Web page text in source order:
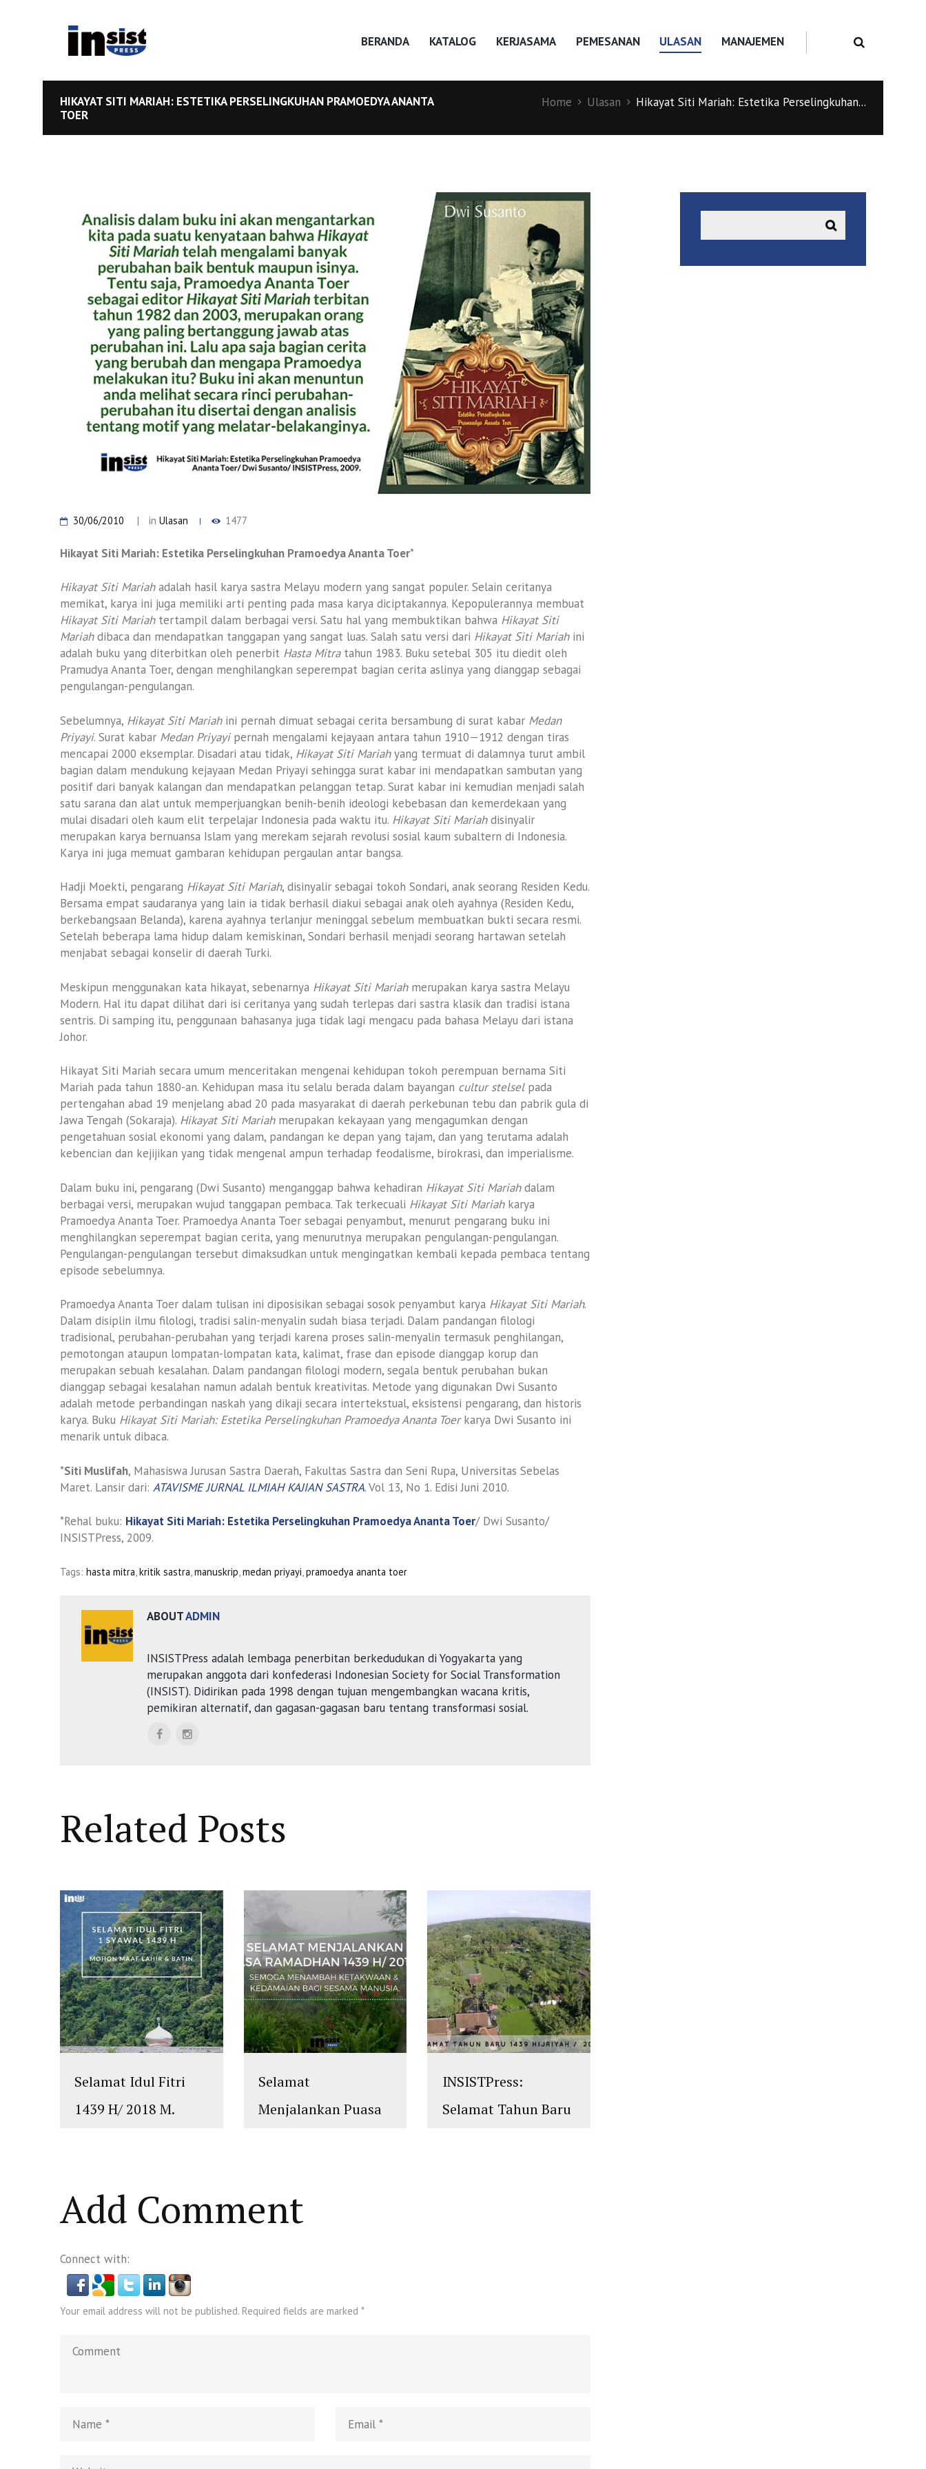
BERANDA KATALOG KERJASAMA PEMESANAN ULASAN MANAJEMEN
HIKAYAT SITI MARIAH: ESTETIKA PERSELINGKUHAN PRAMOEDYA ANANTA
TOER
Home Ulasan Hikayat Siti Mariah: Estetika Perselingkuhan...
30/06/2010 inUlasan 1477
Hikayat Siti Mariah: Estetika Perselingkuhan Pramoedya Ananta Toer*
Hikayat Siti Mariahadalah hasil karya sastra Melayu modern yang sangat populer. Selain ceritanya
memikat, karya ini juga memiliki arti penting pada masa karya diciptakannya. Kepopulerannya membuat
Hikayat Siti Mariahtertampil dalam berbagai versi. Satu hal yang membuktikan bahwa Hikayat Siti
Mariahdibaca dan mendapatkan tanggapan yang sangat luas. Salah satu versi dari Hikayat Siti Mariahini
adalah buku yang diterbitkan oleh penerbit Hasta Mitratahun 1983. Buku setebal 305 itu diedit oleh
Pramudya Ananta Toer, dengan menghilangkan seperempat bagian cerita aslinya yang dianggap sebagai
pengulangan-pengulangan.
Sebelumnya, Hikayat Siti Mariahini pernah dimuat sebagai cerita bersambung di surat kabar Medan
Priyayi. Surat kabar Medan Priyayipernah mengalami kejayaan antara tahun 1910—1912 dengan tiras
mencapai 2000 eksemplar. Disadari atau tidak, Hikayat Siti Mariahyang termuat di dalamnya turut ambil
bagian dalam mendukung kejayaan Medan Priyayi sehingga surat kabar ini mendapatkan sambutan yang
positif dari banyak kalangan dan mendapatkan pelanggan tetap. Surat kabar ini kemudian menjadi salah
satu sarana dan alat untuk memperjuangkan benih-benih ideologi kebebasan dan kemerdekaan yang
mulai disadari oleh kaum elit terpelajar Indonesia pada waktu itu. Hikayat Siti Mariahdisinyalir
merupakan karya bernuansa Islam yang merekam sejarah revolusi sosial kaum subaltern di Indonesia.
Karya ini juga memuat gambaran kehidupan pergaulan antar bangsa.
Hadji Moekti, pengarang Hikayat Siti Mariah, disinyalir sebagai tokoh Sondari, anak seorang Residen Kedu.
Bersama empat saudaranya yang lain ia tidak berhasil diakui sebagai anak oleh ayahnya (Residen Kedu,
berkebangsaan Belanda), karena ayahnya terlanjur meninggal sebelum membuatkan bukti secara resmi.
Setelah beberapa lama hidup dalam kemiskinan, Sondari berhasil menjadi seorang hartawan setelah
menjabat sebagai konselir di daerah Turki.
Meskipun menggunakan kata hikayat, sebenarnya Hikayat Siti Mariahmerupakan karya sastra Melayu
Modern. Hal itu dapat dilihat dari isi ceritanya yang sudah terlepas dari sastra klasik dan tradisi istana
sentris. Di samping itu, penggunaan bahasanya juga tidak lagi mengacu pada bahasa Melayu dari istana
Johor.
Hikayat Siti Mariah secara umum menceritakan mengenai kehidupan tokoh perempuan bernama Siti
Mariah pada tahun 1880-an. Kehidupan masa itu selalu berada dalam bayangan cultur stelselpada
pertengahan abad 19 menjelang abad 20 pada masyarakat di daerah perkebunan tebu dan pabrik gula di
Jawa Tengah (Sokaraja). Hikayat Siti Mariahmerupakan kekayaan yang mengagumkan dengan
pengetahuan sosial ekonomi yang dalam, pandangan ke depan yang tajam, dan yang terutama adalah
kebencian dan kejijikan yang tidak mengenal ampun terhadap feodalisme, birokrasi, dan imperialisme.
Dalam buku ini, pengarang (Dwi Susanto) menganggap bahwa kehadiran Hikayat Siti Mariahdalam
berbagai versi, merupakan wujud tanggapan pembaca. Tak terkecuali Hikayat Siti Mariahkarya
Pramoedya Ananta Toer. Pramoedya Ananta Toer sebagai penyambut, menurut pengarang buku ini
menghilangkan seperempat bagian cerita, yang menurutnya merupakan pengulangan-pengulangan.
Pengulangan-pengulangan tersebut dimaksudkan untuk mengingatkan kembali kepada pembaca tentang
episode sebelumnya.
Pramoedya Ananta Toer dalam tulisan ini diposisikan sebagai sosok penyambut karya Hikayat Siti Mariah.
Dalam disiplin ilmu filologi, tradisi salin-menyalin sudah biasa terjadi. Dalam pandangan filologi
tradisional, perubahan-perubahan yang terjadi karena proses salin-menyalin termasuk penghilangan,
pemotongan ataupun lompatan-lompatan kata, kalimat, frase dan episode dianggap korup dan
merupakan sebuah kesalahan. Dalam pandangan filologi modern, segala bentuk perubahan bukan
dianggap sebagai kesalahan namun adalah bentuk kreativitas. Metode yang digunakan Dwi Susanto
adalah metode perbandingan naskah yang dikaji secara intertekstual, eksistensi pengarang, dan historis
karya. Buku Hikayat Siti Mariah: Estetika Perselingkuhan Pramoedya Ananta Toerkarya Dwi Susanto ini
menarik untuk dibaca.
*Siti Muslifah, Mahasiswa Jurusan Sastra Daerah, Fakultas Sastra dan Seni Rupa, Universitas Sebelas
Maret. Lansir dari: ATAVISME JURNAL ILMIAH KAJIAN SASTRA. Vol 13, No 1. Edisi Juni 2010.
*Rehal buku: Hikayat Siti Mariah: Estetika Perselingkuhan Pramoedya Ananta Toer/ Dwi Susanto/
INSISTPress, 2009.
Tags: hasta mitra kritik sastra manuskrip medan priyayi pramoedya ananta toer
ABOUTADMIN
INSISTPress adalah lembaga penerbitan berkedudukan di Yogyakarta yang
merupakan anggota dari konfederasi Indonesian Society for Social Transformation
(INSIST). Didirikan pada 1998 dengan tujuan mengembangkan wacana kritis,
pemikiran alternatif, dan gagasan-gagasan baru tentang transformasi sosial.
Related Posts
Selamat Idul Fitri
1439 H/ 2018 M.
Selamat
Menjalankan Puasa
INSISTPress:
Selamat Tahun Baru
Add Comment
Connect with:
Your email address will not be published. Required fields are marked *